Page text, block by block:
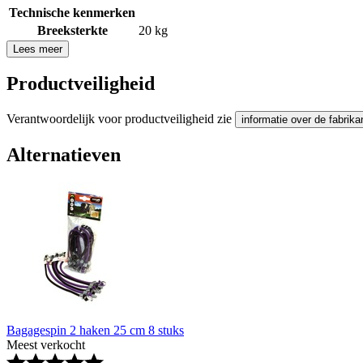
Technische kenmerken
Breeksterkte
20 kg
Lees meer
Productveiligheid
Verantwoordelijk voor productveiligheid zie informatie over de
Alternatieven
Bagagespin 2 haken 25 cm 8 stuks
Meest verkocht